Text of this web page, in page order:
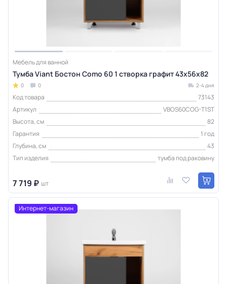
Мебель для ванной
Тумба Viant Бостон Como 60 1 створка графит 43х56х82
0 0 2-4 дня
Код товара
73143
Артикул
VBOS60COG-T1ST
Высота, см
82
Гарантия
1 год
Глубина, см
43
Тип изделия
тумба под раковину
7 719 ₽ шт
Интернет-магазин